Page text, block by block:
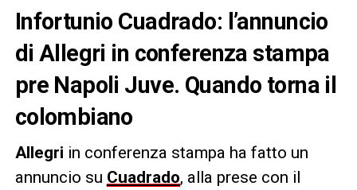
Infortunio Cuadrado: l’annuncio
di Allegri in conferenza stampa
pre Napoli Juve. Quando torna il
colombiano
Allegri in conferenza stampa ha fatto un
annuncio su Cuadrado, alla prese con il